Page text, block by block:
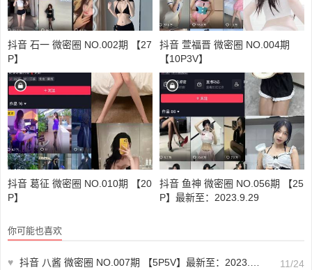
抖音 石一 微密圈 NO.002期 【27
P】
抖音 萱福晋 微密圈 NO.004期
【10P3V】
抖音 葛征 微密圈 NO.010期 【20
P】
抖音 鱼神 微密圈 NO.056期 【25
P】最新至：2023.9.29
你可能也喜欢
♥ 抖音 八酱 微密圈 NO.007期 【5P5V】最新至：2023.11.23
11/24